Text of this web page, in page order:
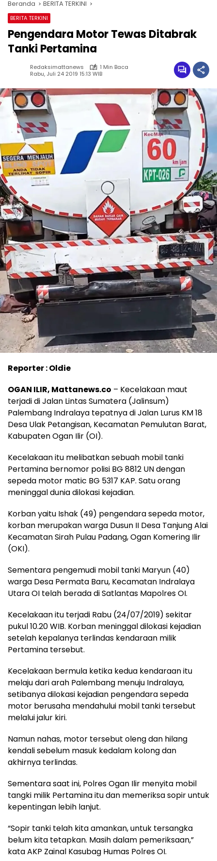
Beranda BERITA TERKINI
BERITA TERKINI
Pengendara Motor Tewas Ditabrak
Tanki Pertamina
Redaksimattanews
1 Min Baca
Rabu, Juli 24 2019 15:13 WIB
Reporter : Oldie
OGAN ILIR, Mattanews.co – Kecelakaan maut
terjadi di Jalan Lintas Sumatera (Jalinsum)
Palembang Indralaya tepatnya di Jalan Lurus KM 18
Desa Ulak Petangisan, Kecamatan Pemulutan Barat,
Kabupaten Ogan Ilir (OI).
Kecelakaan itu melibatkan sebuah mobil tanki
Pertamina bernomor polisi BG 8812 UN dengan
sepeda motor matic BG 5317 KAP. Satu orang
meninggal dunia dilokasi kejadian.
Korban yaitu Ishak (49) pengendara sepeda motor,
korban merupakan warga Dusun II Desa Tanjung Alai
Kecamatan Sirah Pulau Padang, Ogan Komering Ilir
(OKI).
Sementara pengemudi mobil tanki Maryun (40)
warga Desa Permata Baru, Kecamatan Indralaya
Utara OI telah berada di Satlantas Mapolres OI.
Kecelakaan itu terjadi Rabu (24/07/2019) sekitar
pukul 10.20 WIB. Korban meninggal dilokasi kejadian
setelah kepalanya terlindas kendaraan milik
Pertamina tersebut.
Kecelakaan bermula ketika kedua kendaraan itu
melaju dari arah Palembang menuju Indralaya,
setibanya dilokasi kejadian pengendara sepeda
motor berusaha mendahului mobil tanki tersebut
melalui jalur kiri.
Namun nahas, motor tersebut oleng dan hilang
kendali sebelum masuk kedalam kolong dan
akhirnya terlindas.
Sementara saat ini, Polres Ogan Ilir menyita mobil
tangki milik Pertamina itu dan memeriksa sopir untuk
kepentingan lebih lanjut.
“Sopir tanki telah kita amankan, untuk tersangka
belum kita tetapkan. Masih dalam pemeriksaan,”
kata AKP Zainal Kasubag Humas Polres OI.